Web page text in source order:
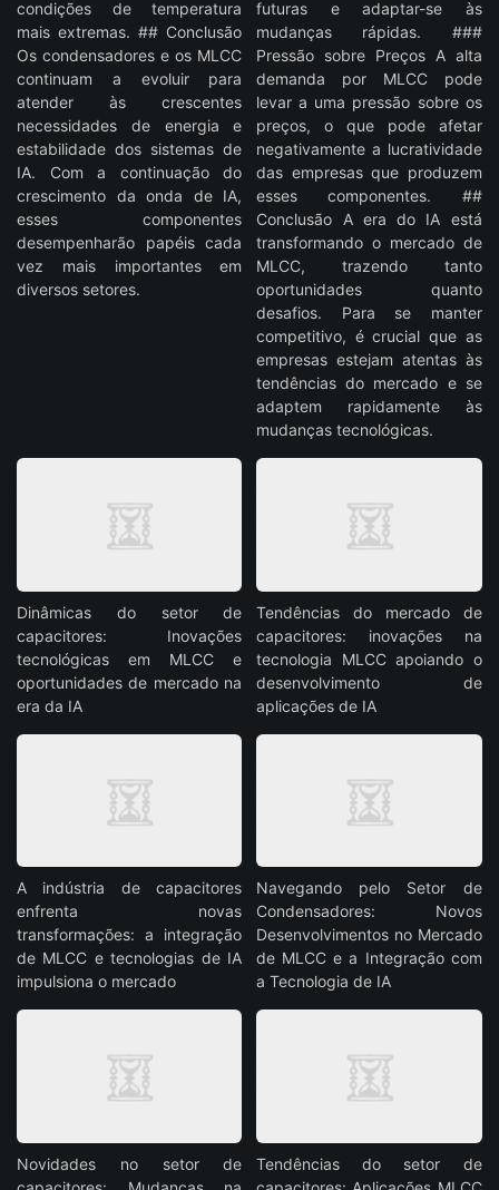
condições de temperatura
mais extremas. ## Conclusão
Os condensadores e os MLCC
continuam a evoluir para
atender às crescentes
necessidades de energia e
estabilidade dos sistemas de
IA. Com a continuação do
crescimento da onda de IA,
esses componentes
desempenharão papéis cada
vez mais importantes em
diversos setores.
futuras e adaptar-se às
mudanças rápidas. ###
Pressão sobre Preços A alta
demanda por MLCC pode
levar a uma pressão sobre os
preços, o que pode afetar
negativamente a lucratividade
das empresas que produzem
esses componentes. ##
Conclusão A era do IA está
transformando o mercado de
MLCC, trazendo tanto
oportunidades quanto
desafios. Para se manter
competitivo, é crucial que as
empresas estejam atentas às
tendências do mercado e se
adaptem rapidamente às
mudanças tecnológicas.
Dinâmicas do setor de
capacitores: Inovações
tecnológicas em MLCC e
oportunidades de mercado na
era da IA
Tendências do mercado de
capacitores: inovações na
tecnologia MLCC apoiando o
desenvolvimento de
aplicações de IA
A indústria de capacitores
enfrenta novas
transformações: a integração
de MLCC e tecnologias de IA
impulsiona o mercado
Navegando pelo Setor de
Condensadores: Novos
Desenvolvimentos no Mercado
de MLCC e a Integração com
a Tecnologia de IA
Novidades no setor de
Tendências do setor de